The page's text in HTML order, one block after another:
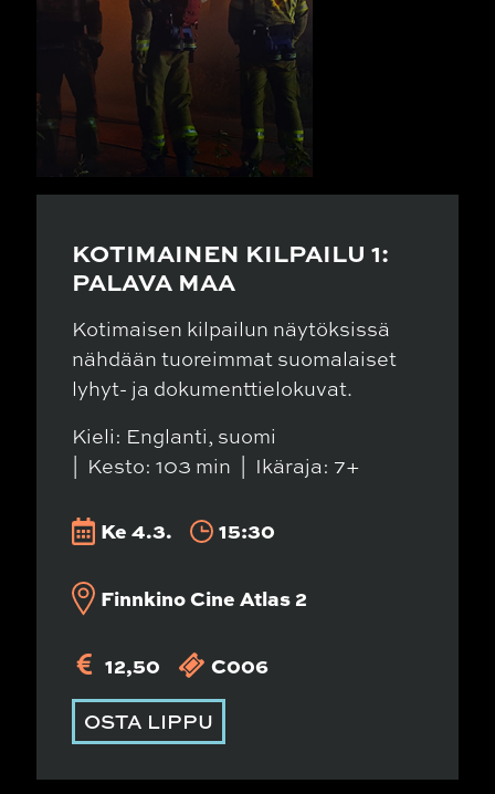
KOTIMAINEN KILPAILU 1:
PALAVA MAA
Kotimaisen kilpailun näytöksissä
nähdään tuoreimmat suomalaiset
lyhyt- ja dokumenttielokuvat.
Kieli: Englanti, suomi
Kesto: 103 min
Ikäraja: 7+
Ke 4.3. 15:30
Finnkino Cine Atlas 2
12,50 C006
OSTA LIPPU